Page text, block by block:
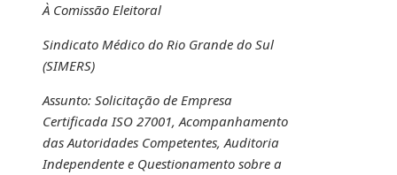
À Comissão Eleitoral
Sindicato Médico do Rio Grande do Sul
(SIMERS)
Assunto: Solicitação de Empresa
Certificada ISO 27001, Acompanhamento
das Autoridades Competentes, Auditoria
Independente e Questionamento sobre a